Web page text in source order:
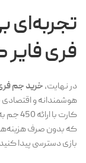
تجربه‌ای
فری
در نهایت،خرید جم
هوشمندانه و اقتصادی
که بدون صرف
بازی دسترسی پیدا